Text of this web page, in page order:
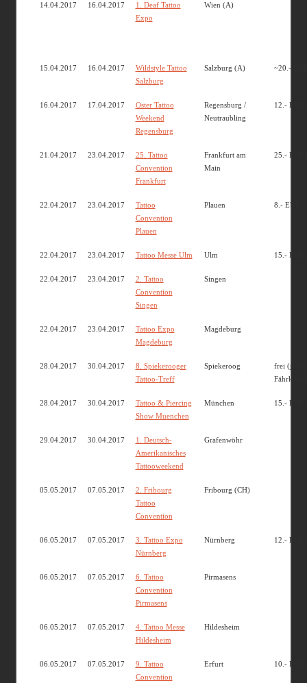
14.04.2017 16.04.2017
1. Deaf Tattoo
Expo
Wien (A)
15.04.2017 16.04.2017
Wildstyle Tattoo
Salzburg
Salzburg (A) ~20.-
16.04.2017 17.04.2017
Oster Tattoo
Weekend
Regensburg
Regensburg /
Neutraubling
12.- EUR
21.04.2017 23.04.2017
25. Tattoo
Convention
Frankfurt
Frankfurt am
Main
25.- EUR
22.04.2017 23.04.2017
Tattoo
Convention
Plauen
Plauen 8.- EUR
22.04.2017 23.04.2017 Tattoo Messe Ulm Ulm 15.- EUR
22.04.2017 23.04.2017
2. Tattoo
Convention
Singen
Singen
22.04.2017 23.04.2017
Tattoo Expo
Magdeburg
Magdeburg
28.04.2017 30.04.2017
8. Spiekerooger
Tattoo-Treff
Spiekeroog
frei
28.04.2017 30.04.2017
Tattoo & Piercing
Show Muenchen
München 15.- EUR
29.04.2017 30.04.2017
1. Deutsch-
Amerikanisches
Tattooweekend
Grafenwöhr
05.05.2017 07.05.2017
2. Fribourg
Tattoo
Convention
Fribourg (CH)
06.05.2017 07.05.2017
3. Tattoo Expo
Nürnberg
Nürnberg 12.- EUR
06.05.2017 07.05.2017
6. Tattoo
Convention
Pirmasens
Pirmasens
06.05.2017 07.05.2017
4. Tattoo Messe
Hildesheim
Hildesheim
06.05.2017 07.05.2017
9. Tattoo
Convention
Erfurt 10.- EUR